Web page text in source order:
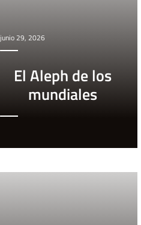
junio 29, 2026
El Aleph de los
mundiales